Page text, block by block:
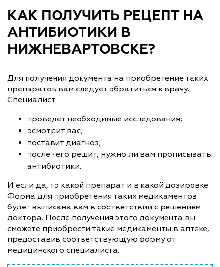
КАК ПОЛУЧИТЬ РЕЦЕПТ НА
АНТИБИОТИКИ В
НИЖНЕВАРТОВСКЕ?
Для получения документа на приобретение таких
препаратов вам следует обратиться к врачу.
Специалист:
проведет необходимые исследования;
осмотрит вас;
поставит диагноз;
после чего решит, нужно ли вам прописывать
антибиотики.
И если да, то какой препарат и в какой дозировке.
Форма для приобретения таких медикаментов
будет выписана вам в соответствии с решением
доктора. После получения этого документа вы
сможете приобрести такие медикаменты в аптеке,
предоставив соответствующую форму от
медицинского специалиста.